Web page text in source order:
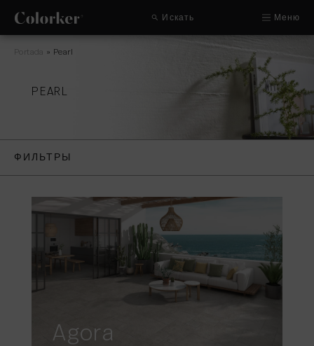
Искать Меню
Portada » Pearl
PEARL
ФИЛЬТРЫ
Agora